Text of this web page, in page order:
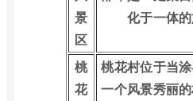
景
区
化于一体的
桃
花
桃花村位于当
一个风景秀丽